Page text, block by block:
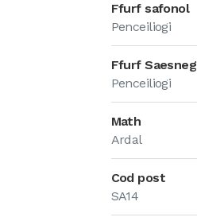
Ffurf safonol
Penceiliogi
Ffurf Saesneg
Penceiliogi
Math
Ardal
Cod post
SA14